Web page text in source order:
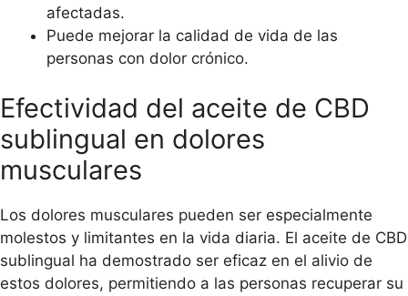
afectadas.
Puede mejorar la calidad de vida de las
personas con dolor crónico.
Efectividad del aceite de CBD
sublingual en dolores
musculares
Los dolores musculares pueden ser especialmente
molestos y limitantes en la vida diaria. El aceite de CBD
sublingual ha demostrado ser eficaz en el alivio de
estos dolores, permitiendo a las personas recuperar su